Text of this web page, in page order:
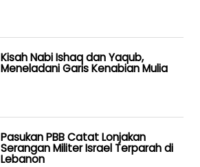
Kisah Nabi Ishaq dan Yaqub,
Meneladani Garis Kenabian Mulia
Pasukan PBB Catat Lonjakan
Serangan Militer Israel Terparah di
Lebanon